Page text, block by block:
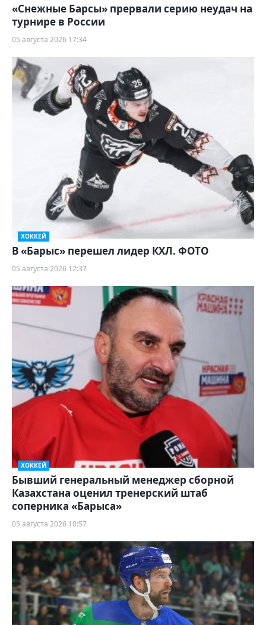
«Снежные Барсы» прервали серию неудач на
турнире в России
05 августа 2026 17:34
ХОККЕЙ
В «Барыс» перешел лидер КХЛ. ФОТО
05 августа 2026 12:37
ХОККЕЙ
Бывший генеральный менеджер сборной
Казахстана оценил тренерский штаб
соперника «Барыса»
05 августа 2026 10:57